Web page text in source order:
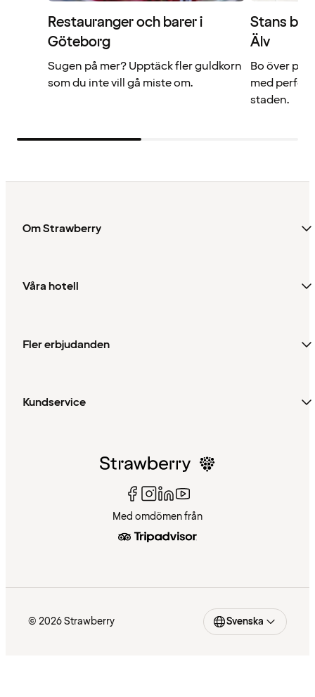
Restauranger och barer i
Göteborg
Sugen på mer? Upptäck fler guldkorn
som du inte vill gå miste om.
Stans
Älv
Bo över på
med
staden.
Om Strawberry
Våra hotell
Fler erbjudanden
Kundservice
Med omdömen från
© 2026 Strawberry Svenska